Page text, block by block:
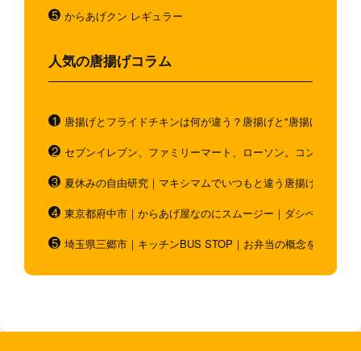
からあげクン レギュラー
人気の唐揚げコラム
唐揚げとフライドチキンは何が違う？唐揚げと"唐揚げと似て
セブンイレブン、ファミリーマート、ローソン。コンビニの
夏休みの自由研究｜マキシマムでいつもと違う唐揚げを作ろう
東京都府中市｜からあげ屋なのにスムージー｜ダシベース唐
埼玉県三郷市｜キッチンBUS STOP｜お弁当の概念を超越！